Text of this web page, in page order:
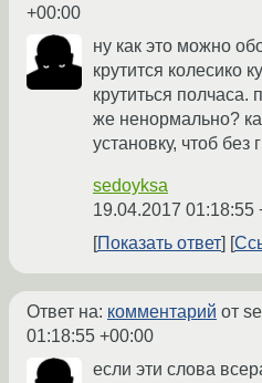
+00:00
ну как это можно
крутится колесико
крутиться
же ненормально?
установку, чтоб без
sedoyksa
19.04.2017 01:18:55
Показать ответ
Ответ на: комментарий от
01:18:55 +00:00
если эти слова